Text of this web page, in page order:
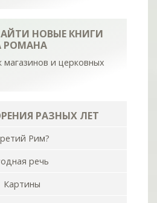
НОВЫЕ КНИГИ
РОМАНА
магазинов и церковных
РАЗНЫХ ЛЕТ
Рим?
речь
Картины